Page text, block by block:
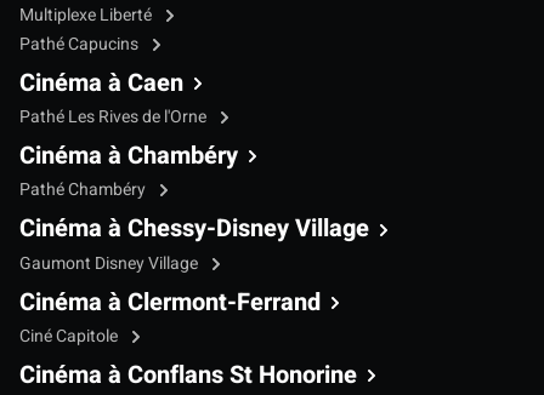
Multiplexe Liberté
Pathé Capucins
Cinéma à Caen
Pathé Les Rives de l'Orne
Cinéma à Chambéry
Pathé Chambéry
Cinéma à Chessy-Disney Village
Gaumont Disney Village
Cinéma à Clermont-Ferrand
Ciné Capitole
Cinéma à Conflans St Honorine